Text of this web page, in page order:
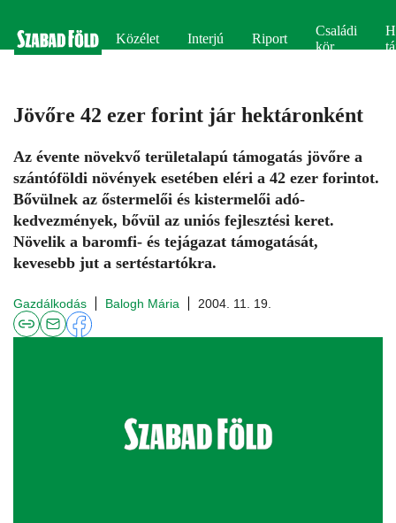
Közélet Interjú Riport
Családi
kör
Jövőre 42 ezer forint jár hektáronként
Az évente növekvő területalapú támogatás jövőre a
szántóföldi növények esetében eléri a 42 ezer forintot.
Bővülnek az őstermelői és kistermelői adó-
kedvezmények, bővül az uniós fejlesztési keret.
Növelik a baromfi- és tejágazat támogatását,
kevesebb jut a sertéstartókra.
Gazdálkodás Balogh Mária 2004. 11. 19.